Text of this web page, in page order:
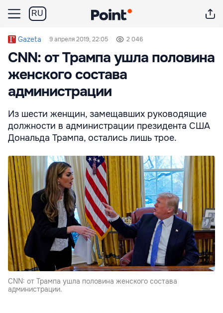
RU
Gazeta 9 апреля 2019, 22:05 2 046
CNN: от Трампа ушла половина
женского состава
администрации
Из шести женщин, замещавших руководящие
должности в администрации президента США
Дональда Трампа, остались лишь трое.
CNN: от Трампа ушла половина женского состава
администрации.